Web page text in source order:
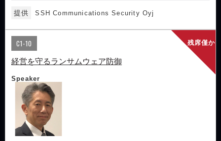
提供 SSH Communications Security Oyj
残席僅か
C1-10
経営を守るランサムウェア防御
Speaker